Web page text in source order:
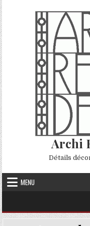
Skip to content
Archi
Détails
MENU